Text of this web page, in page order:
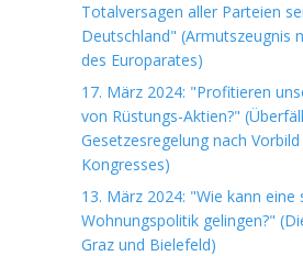
Totalversagen aller Parteien
Deutschland" (Armutszeugnis
des Europarates)
17. März 2024: "Profitieren
von Rüstungs-Aktien?"
Gesetzesregelung nach Vorbild
Kongresses)
13. März 2024: "Wie kann eine
Wohnungspolitik gelingen?"
Graz und Bielefeld)